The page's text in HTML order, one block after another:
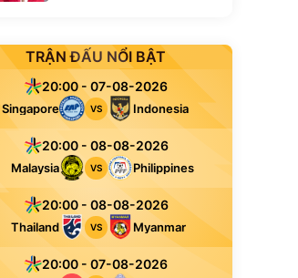
TRẬN ĐẤU NỔI BẬT
20:00 - 07-08-2026
Singapore VS Indonesia
20:00 - 08-08-2026
Malaysia VS Philippines
20:00 - 08-08-2026
Thailand VS Myanmar
20:00 - 07-08-2026